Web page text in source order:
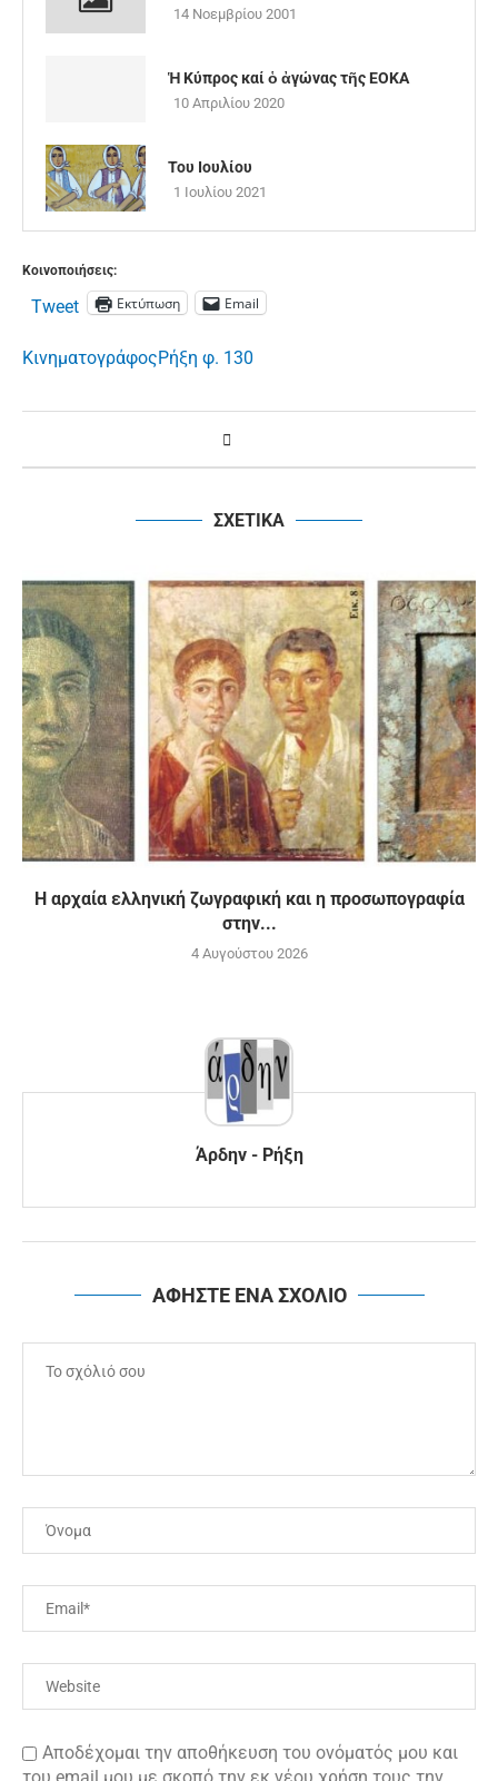
14 Νοεμβρίου 2001
Ἡ Κύπρος καί ὁ ἀγώνας τῆς ΕΟΚΑ
10 Απριλίου 2020
Του Ιουλίου
1 Ιουλίου 2021
Κοινοποιήσεις:
Tweet Εκτύπωση Email
ΚινηματογράφοςΡήξη φ. 130
ΣΧΕΤΙΚΑ
H αρχαία ελληνική ζωγραφική και η προσωπογραφία
στην...
4 Αυγούστου 2026
Άρδην - Ρήξη
ΑΦΗΣΤΕ ΕΝΑ ΣΧΟΛΙΟ
Αποδέχομαι την αποθήκευση του ονόματός μου και